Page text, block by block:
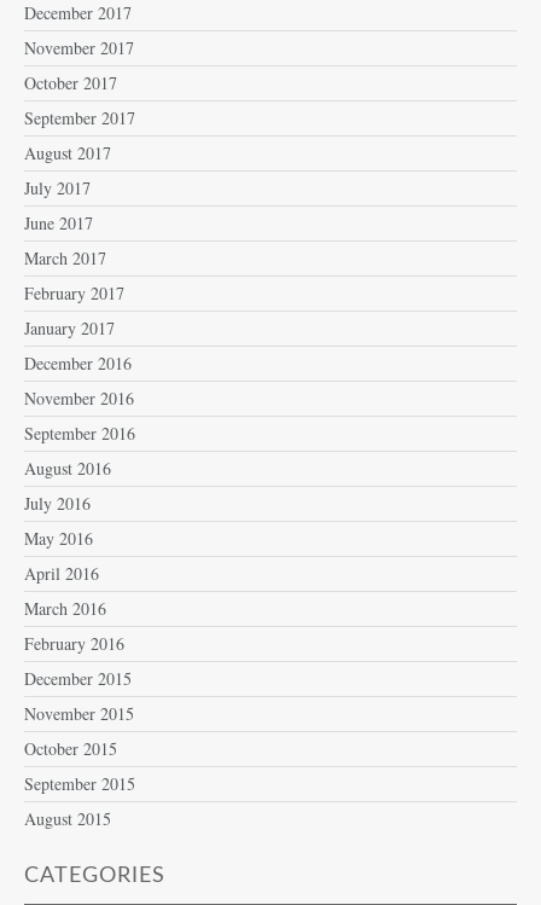
December 2017
November 2017
October 2017
September 2017
August 2017
July 2017
June 2017
March 2017
February 2017
January 2017
December 2016
November 2016
September 2016
August 2016
July 2016
May 2016
April 2016
March 2016
February 2016
December 2015
November 2015
October 2015
September 2015
August 2015
CATEGORIES